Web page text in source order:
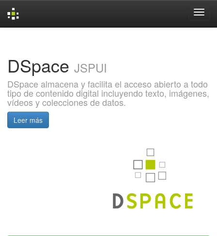
DSpace JSPUI
DSpace almacena y facilita el acceso abierto a todo
tipo de contenido digital incluyendo texto, imágenes,
vídeos y colecciones de datos.
Leer más